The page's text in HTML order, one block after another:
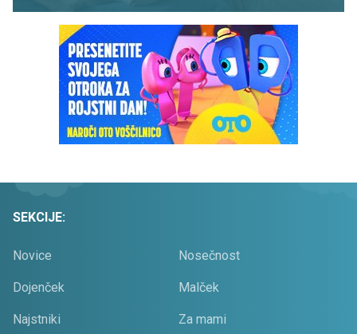
SEKCIJE:
Novice Nosečnost
Dojenček Malček
Najstniki Za mami